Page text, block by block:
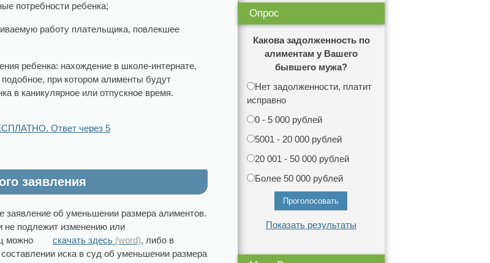
потребности ребенка;
работу плательщика, повлекшее
ребенка: нахождение в школе-интернате,
при котором алименты будут
в каникулярное или отпускное время.
Ответ через 5
заявления
заявление об уменьшении размера алиментов.
не подлежит изменению или
можно
скачать здесь
, либо в
иска в суд об уменьшении размера
Опрос
Какова задолженность по
алиментам у Вашего
бывшего мужа?
Нет задолженности, платит
исправно
0 - 5 000 рублей
5001 - 20 000 рублей
20 001 - 50 000 рублей
Более 50 000 рублей
Показать результаты